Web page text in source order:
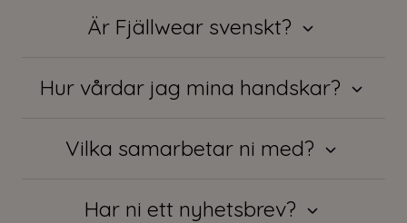
Är Fjällwear svenskt?
Hur vårdar jag mina handskar?
Vilka samarbetar ni med?
Har ni ett nyhetsbrev?